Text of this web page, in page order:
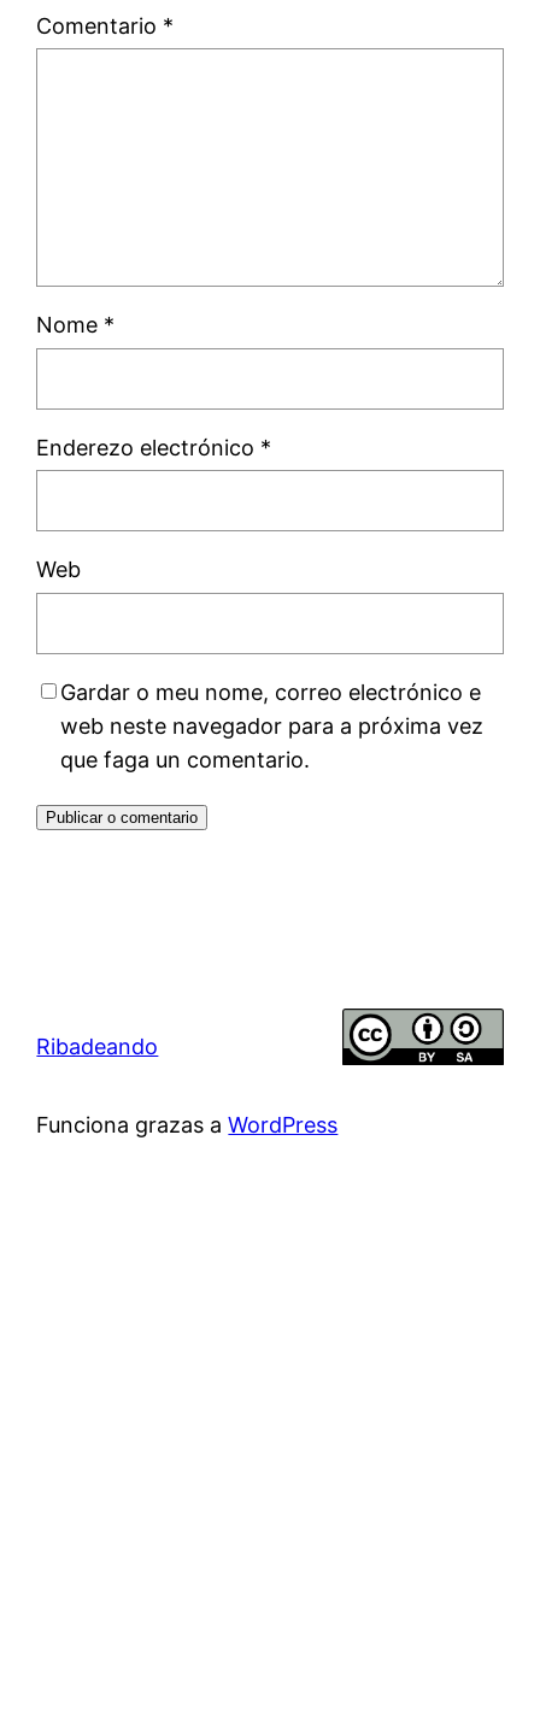
Comentario *
Nome *
Enderezo electrónico *
Web
Gardar o meu nome, correo electrónico e
web neste navegador para a próxima vez
que faga un comentario.
Ribadeando
Funciona grazas aWordPress